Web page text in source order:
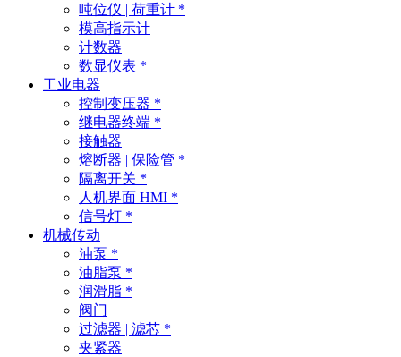
吨位仪 | 荷重计 *
模高指示计
计数器
数显仪表 *
工业电器
控制变压器 *
继电器终端 *
接触器
熔断器 | 保险管 *
隔离开关 *
人机界面 HMI *
信号灯 *
机械传动
油泵 *
油脂泵 *
润滑脂 *
阀门
过滤器 | 滤芯 *
夹紧器